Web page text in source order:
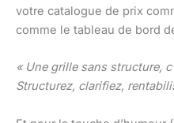
votre catalogue de prix
comme le tableau de bord
« Une grille sans structure,
Structurez, clarifiez,